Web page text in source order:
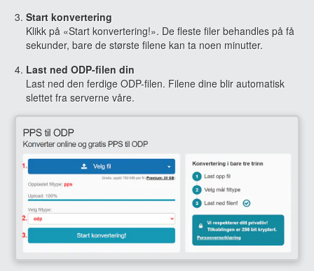
Start konvertering
Klikk på «Start konvertering!». De fleste filer behandles på få
sekunder, bare de største filene kan ta noen minutter.
Last ned ODP-filen din
Last ned den ferdige ODP-filen. Filene dine blir automatisk
slettet fra serverne våre.